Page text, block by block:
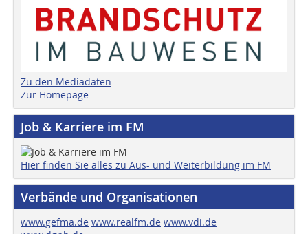
Zu den Mediadaten
Zur Homepage
Job & Karriere im FM
Hier finden Sie alles zu Aus- und Weiterbildung im FM
Verbände und Organisationen
www.gefma.de www.realfm.de www.vdi.de